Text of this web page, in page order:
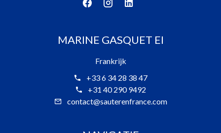
MARINE GASQUET EI
Frankrijk
+33 6 34 28 38 47
+31 40 290 9492
contact@sauterenfrance.com